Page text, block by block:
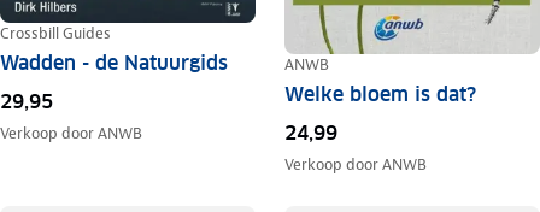
Crossbill Guides
Wadden - de Natuurgids
29,95
Verkoop doorANWB
ANWB
Welke bloem is dat?
24,99
Verkoop doorANWB